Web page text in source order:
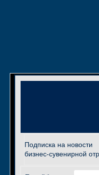
Подписка на новости
бизнес-сувенирной